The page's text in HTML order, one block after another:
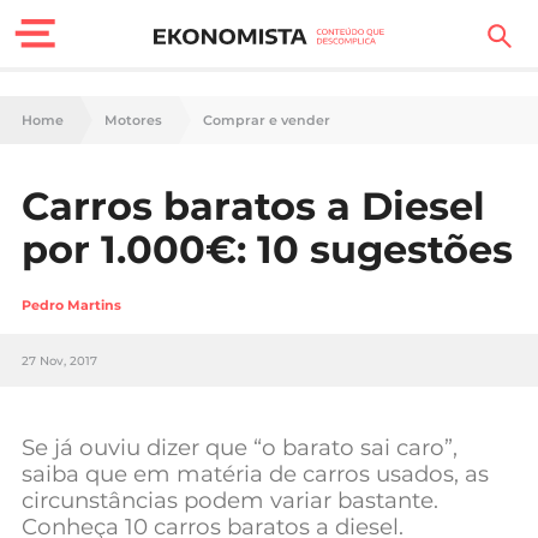
Finanças Pessoais
Carreira
Casa
Tecnologia
Negócios
Home Motores Comprar e vender
Carros baratos a Diesel
por 1.000€: 10 sugestões
Pedro Martins
27 Nov, 2017
Se já ouviu dizer que “o barato sai caro”,
saiba que em matéria de carros usados, as
circunstâncias podem variar bastante.
Conheça 10 carros baratos a diesel.